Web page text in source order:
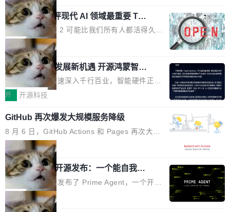
功率段机身尺寸十分紧凑的1600W电源产品。小
巧机身有效提升市面主流标准A...
元。数字的背后是一个清晰的事实——品牌对专
业化营销服务的需求从未如此迫切。 但市场扩容
的同时,服务商的竞争逻辑正在改变。2026年Top
Agency年度合辑的观察指出,“产品”这个离消费
者最近的载体,在整个品牌营销层面的权重显著变
高了。全域营销服务商的竞争正在从规模转向深
度,案例厚度、全域覆盖、多线协同...
度宣传和欺诈。」 OpenAI 研究员 Keller Jorda
n 这条推文引发了广泛讨论。他不是在说风凉
话，他是说出了一个圈内人尽皆知但很少公开捅
破的事实。 Jordan 随后补充了一句软化声明：
「我不认为这些会议上大部分论文都在过度宣传
或造假。问题是，作为读者，如果你筛选出那些
看起来最令人兴奋的论文，那它们大部分都是过
度宣传的。」 这才是真正的痛点。不是所有论文
都有问题，是最吸引眼球的那批论文最有问题。
他引用的帖子来自 Mathew Shen，一位 ICLR 2
026 的读者：「看了篇 ...
xAI 前工程师评现代 AI 领域最重要 Top
3 开源项目
Flash Attention 2 可能比我们所有人都活得久。
这句话不是来自某个技术博客，而是出自 Hieu
Pham 的一条推文。Hieu Pham 是谁？他是 xAI
的早期工程师之一，在 Grok 训练基础设施团队
工作过。近日他在 X 上发了一条帖子，列出了他
认为现代 AI 领域最重要的三个开源项目。 第一
理由很具体。FA 系列不需要解释，但 FA2 是他
认为最重要的一个——复杂度恰到好处，刚好能
驱动你去学 CuTe，但还没被那些"邪恶的" Hopp
er++ 优化所淹没，足够容易修改和适配。 更关
键的是 FA2 的持久性...
局
共商智能硬件发展新机遇 开源鸿蒙智能
硬件开发者日杭州站即将举行
随着万物智联加速深入千行百业，智能硬件正从
单点设备迈向智能化、网联化、协同化发展。作
鸿蒙通过统一技术底座和分布式能力，为不同类
型智能设备的开发、连接与互联提供关键支撑，
也为产业链企业探索产品创新与商业增长打开新
的空间。 8月14日，开源鸿蒙智能硬件开发者日
（OHDD：OpenHarmony Hardware Develope
r Day）将在杭州启航。活动面向智能硬件产业
链企业和开发者，邀请行业专家与资深技术顾
问，围绕开源鸿蒙技术能力、设备适配、芯片适
开 开源科技
GitHub 再次爆发大规模服务降级
8 月 6 日，GitHub Actions 和 Pages 再次大规
模服务降级，Actions 完全不可用超过 5 小时，
webhook 停发，连自托管 runner 也因调度层故
障无法工作。Pages、Copilot code review、C
opilot coding agent 全部受影响。从检测到完全
恢复，大约 12 小时。 这是 2026 年 8 月的第六
起事故，其中四起与 AI/Copilot 服务相关。 Git
局
Prime Agent 开源发布：一个能自我改
进的编程 Agent，ARC-AGI 3 超越人类
专家基线
Prime Intellect 发布了 Prime Agent，一个开源
的编程 Agent Harness，核心设计围绕两个抽
象：Recursive Language Model（RLM）和 C
局